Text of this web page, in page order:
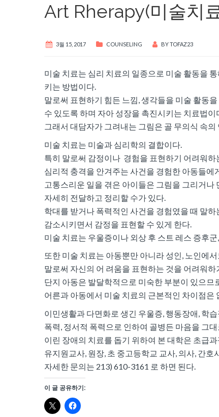
Art Rherapy(미술치
3월 15, 2017 COUNSELING BYTOFAZ23
미술 치료는 심리 치료의 일종으로 미술 활동을
키는 방법이다.
말로써 표현하기 힘든 느낌, 생각들을 미술 활동
수 있도록 하며 자아 성장을 촉진시키는 치료법이
그래서 대담자가 그려내는 그림은 골 무의식 속의
미술 치료는 미술과 심리학의 결합이다.
특히 말로써 감정이나 경험을 표현하기 어려워
심리적 충격을 안겨주는 사건을 경험한 아동들에
고통스리운 일을 겪은 아이들은 그림을 그리거
자세히 전달하고 정리할 수가 있다.
학대를 받거나 폭력적인 사건을 경험였을 때 말
감소시키면서 감정을 표현할 수 있게 한다.
미술 치료는 우울증이나 외상 후 스트 레스 증후
또한 미술 치료는 아동뿐만 아니라 성인, 노인에
말로써 자신의 어 려움을 표현하는 것을 어려워
단지 아동은 발달학적으로 미숙한 부분이 있으
어른과 아동에서 미술 치료의 근본적인 차이점은
이민생활과 다면화로 생긴 우울증, 행동장애, 학
폭력, 정서적 폭력으로 인하여 골병든 마음을 그
이린 장애의 치료를 돕기 위하여 본 대학은 초급
유지원교사, 원장, 초 중고등학교 교사, 의사, 간
자세한 문의는 213) 610-3161 로 하면 된다.
이 글 공유하기: